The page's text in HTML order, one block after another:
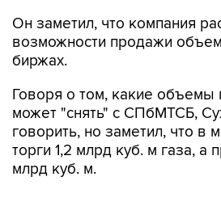
Он заметил, что компания
возможности продажи
биржах.
Говоря о том, какие объемы
может "снять" с СПбМТСБ,
говорить, но заметил, что в
торги 1,2 млрд куб. м газа, а
млрд куб. м.